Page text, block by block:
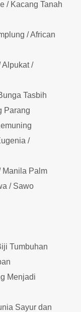
/ Kacang Tanah
/ African
Alpukat /
Tasbih
Parang
/
Manila Palm
/ Sawo
Tumbuhan
Menjadi
Sayur dan